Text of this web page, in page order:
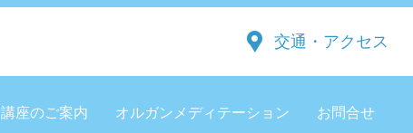
交通・アクセス
講座のご案内 オルガンメディテーション お問合せ